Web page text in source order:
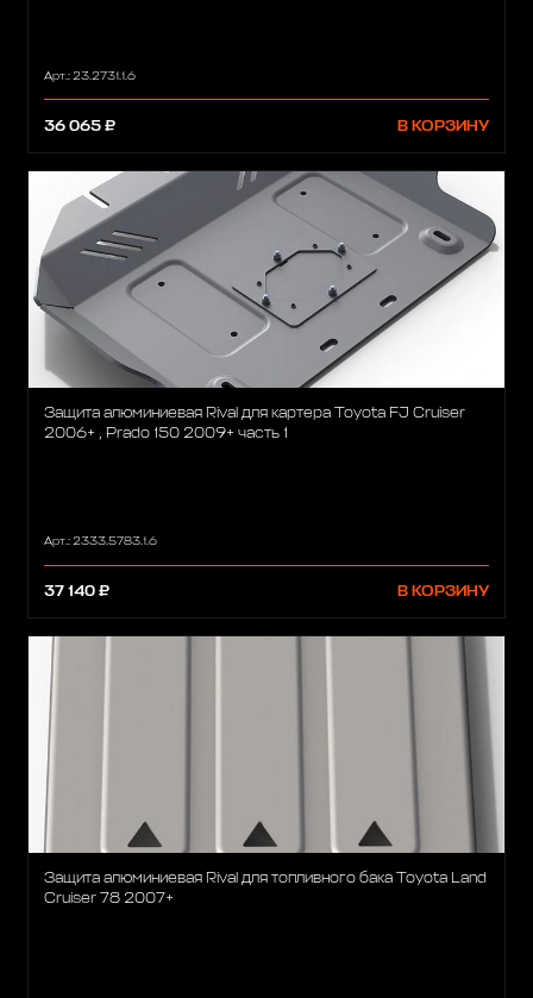
Арт.: 23.2731.1.6
36 065 ₽ В КОРЗИНУ
Защита алюминиевая Rival для картера Toyota FJ Cruiser
2006+ , Prado 150 2009+ часть 1
Арт.: 2333.5783.1.6
37 140 ₽ В КОРЗИНУ
Защита алюминиевая Rival для топливного бака Toyota Land
Cruiser 78 2007+